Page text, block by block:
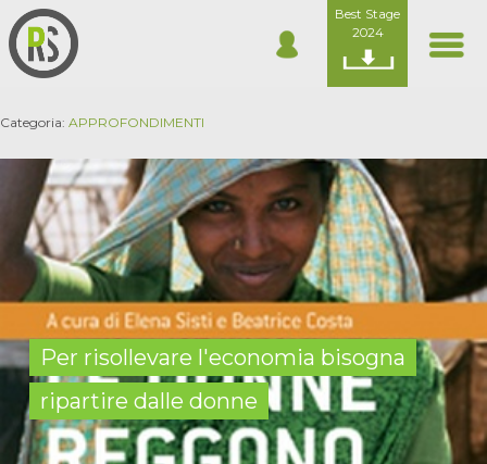
Best Stage
2024
Categoria: APPROFONDIMENTI
Per risollevare l'economia bisogna
ripartire dalle donne